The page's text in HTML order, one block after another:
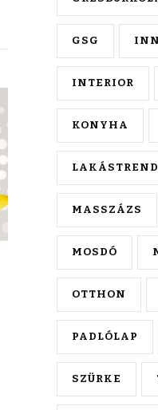
GSG
INTERIOR
KONYHA
LAKÁSTREND
MASSZÁZS
MOSDÓ
OTTHON
PADLÓLAP
SZÜRKE